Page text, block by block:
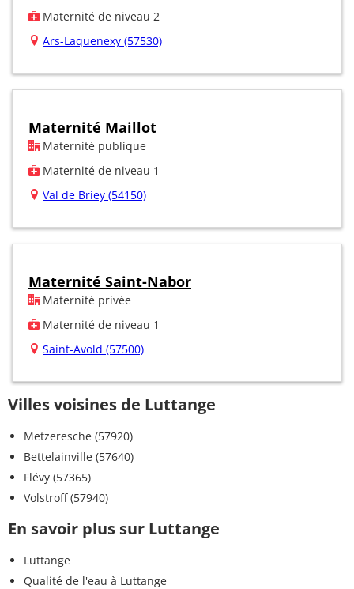
Maternité de niveau 2
Ars-Laquenexy (57530)
Maternité Maillot
Maternité publique
Maternité de niveau 1
Val de Briey (54150)
Maternité Saint-Nabor
Maternité privée
Maternité de niveau 1
Saint-Avold (57500)
Villes voisines de Luttange
Metzeresche (57920)
Bettelainville (57640)
Flévy (57365)
Volstroff (57940)
En savoir plus sur Luttange
Luttange
Qualité de l'eau à Luttange